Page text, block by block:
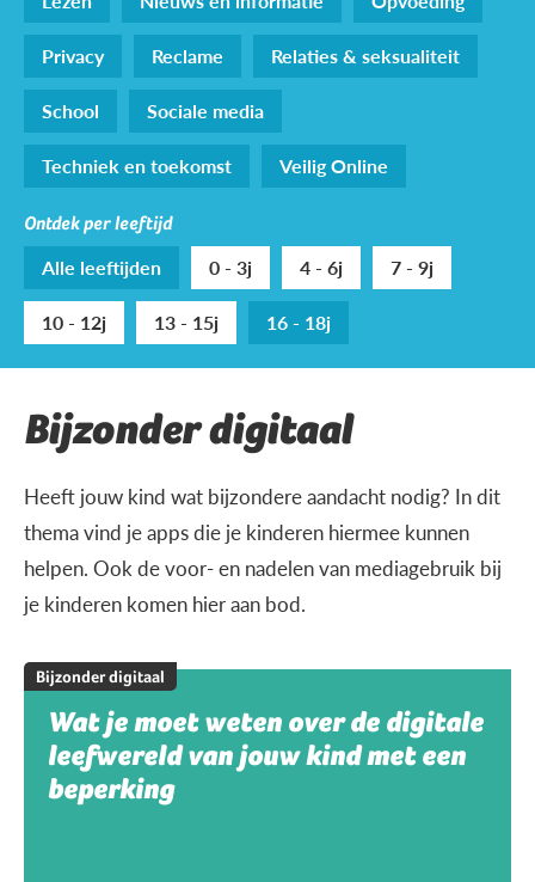
Privacy
Reclame
Relaties & seksualiteit
School
Sociale media
Techniek en toekomst
Veilig Online
Ontdek per leeftijd
Alle leeftijden 0 - 3j 4 - 6j
7 - 9j
10 - 12j
13 - 15j 16 - 18j
Bijzonder digitaal
Heeft jouw kind wat bijzondere aandacht nodig? In dit
thema vind je apps die je kinderen hiermee kunnen
helpen. Ook de voor- en nadelen van mediagebruik bij
je kinderen komen hier aan bod.
Bijzonder digitaal
Wat je moet weten over de digitale
leefwereld van jouw kind met een
beperking